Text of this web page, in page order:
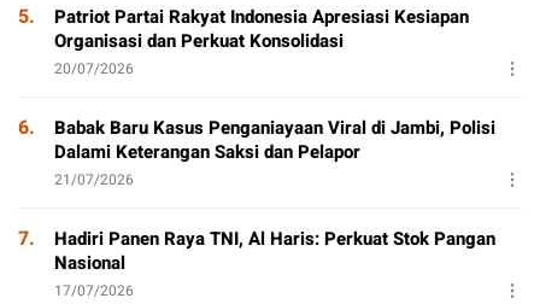
5.
Patriot Partai Rakyat Indonesia Apresiasi Kesiapan
Organisasi dan Perkuat Konsolidasi
20/07/2026
6.
Babak Baru Kasus Penganiayaan Viral di Jambi, Polisi
Dalami Keterangan Saksi dan Pelapor
21/07/2026
7.
Hadiri Panen Raya TNI, Al Haris: Perkuat Stok Pangan
Nasional
17/07/2026